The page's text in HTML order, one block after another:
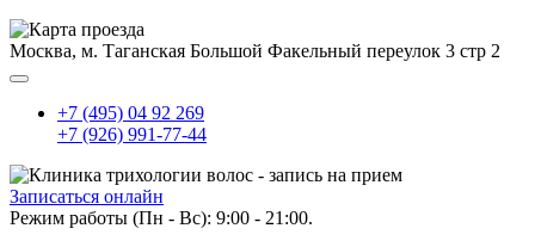
Москва, м. Таганская Большой Факельный переулок 3 стр 2
+7 (495) 04 92 269
+7 (926) 991-77-44
Записаться онлайн
Режим работы (Пн - Вс): 9:00 - 21:00.